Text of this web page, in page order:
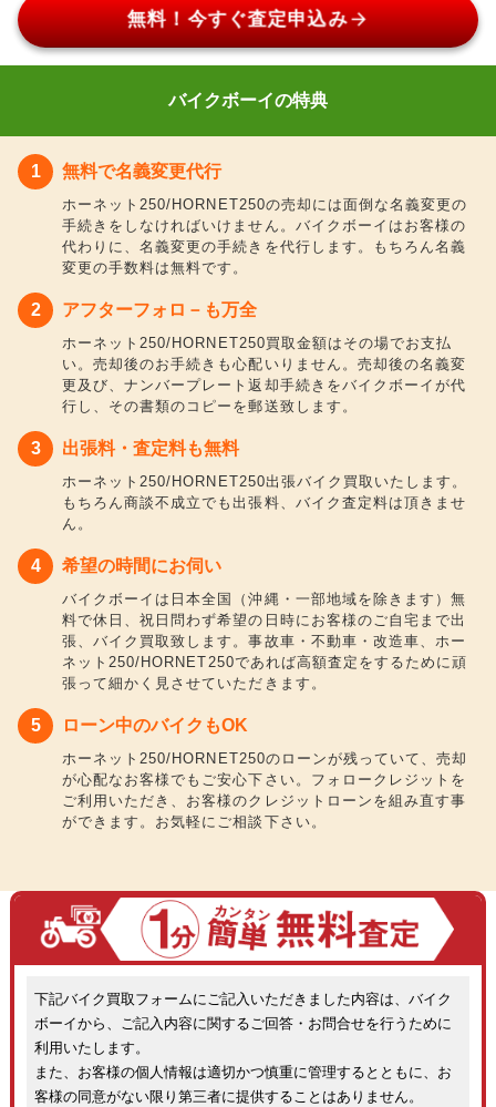
無料！今すぐ査定申込みarrow_forward
バイクボーイの特典
無料で名義変更代行
ホーネット250/HORNET250の売却には面倒な名義変更の
手続きをしなければいけません。バイクボーイはお客様の
代わりに、名義変更の手続きを代行します。もちろん名義
変更の手数料は無料です。
アフターフォロ－も万全
ホーネット250/HORNET250買取金額はその場でお支払
い。売却後のお手続きも心配いりません。売却後の名義変
更及び、ナンバープレート返却手続きをバイクボーイが代
行し、その書類のコピーを郵送致します。
出張料・査定料も無料
ホーネット250/HORNET250出張バイク買取いたします。
もちろん商談不成立でも出張料、バイク査定料は頂きませ
ん。
希望の時間にお伺い
バイクボーイは日本全国（沖縄・一部地域を除きます）無
料で休日、祝日問わず希望の日時にお客様のご自宅まで出
張、バイク買取致します。事故車・不動車・改造車、ホー
ネット250/HORNET250であれば高額査定をするために頑
張って細かく見させていただきます。
ローン中のバイクもOK
ホーネット250/HORNET250のローンが残っていて、売却
が心配なお客様でもご安心下さい。フォロークレジットを
ご利用いただき、お客様のクレジットローンを組み直す事
ができます。お気軽にご相談下さい。
下記バイク買取フォームにご記入いただきました内容は、バイク
ボーイから、ご記入内容に関するご回答・お問合せを行うために
利用いたします。
また、お客様の個人情報は適切かつ慎重に管理するとともに、お
客様の同意がない限り第三者に提供することはありません。